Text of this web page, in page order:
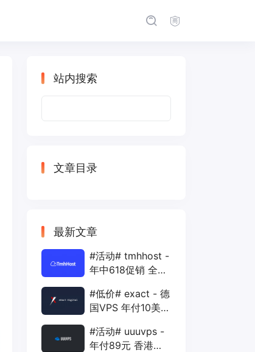
站内搜索
文章目录
最新文章
#活动# tmhhost -
年中618促销 全场
年付VPS
#低价# exact - 德
国VPS 年付10美元
1Gbps
#活动# uuuvps -
年付89元 香港